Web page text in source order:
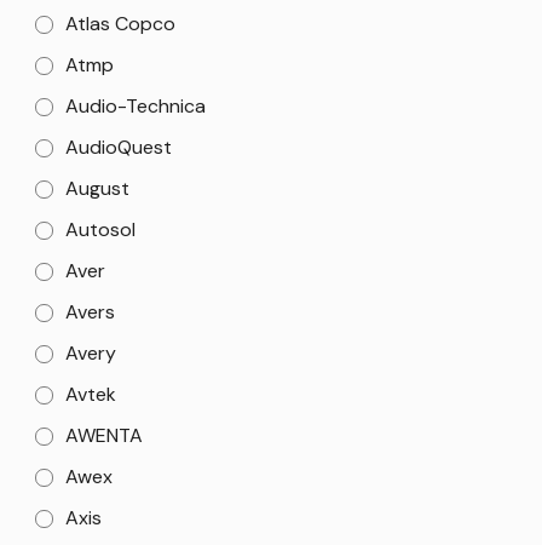
Atlas Copco
Atmp
Audio-Technica
AudioQuest
August
Autosol
Aver
Avers
Avery
Avtek
AWENTA
Awex
Axis